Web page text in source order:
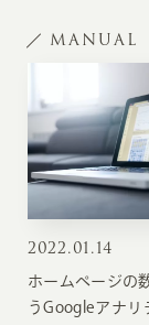
MANUAL
2022.01.14
ホームページの
うGoogleアナリ